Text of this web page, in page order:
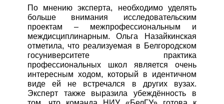
По мнению эксперта, необходимо уделять
больше внимания исследовательским
проектам – межпрофессиональным и
междисциплинарным. Ольга Назайкинская
отметила, что реализуемая в Белгородском
госуниверситете практика
профессиональных школ является очень
интересным ходом, который в идентичном
виде ей не встречался в других вузах.
Эксперт также выразила убеждённость в